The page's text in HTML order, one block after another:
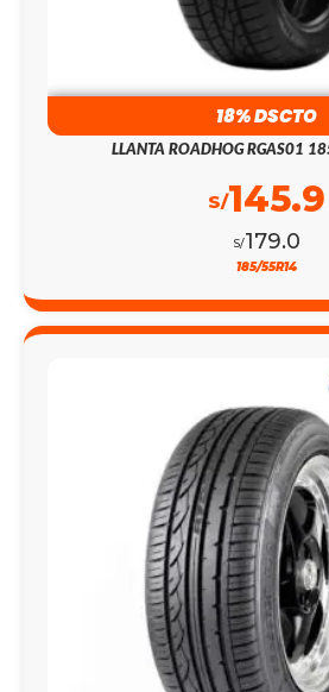
18% DSCTO
LLANTA ROADHOG RGAS01
S/179.0
S/145.9
185/55R14